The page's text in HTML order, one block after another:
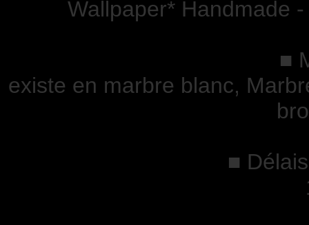
Wallpaper* Handmade
■
existe en marbre blanc,
■